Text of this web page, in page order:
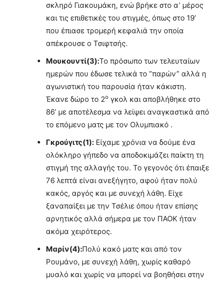
σκληρό Γιακουμάκη, ενώ βρήκε στο α’ μέρος
και τις επιθετικές του στιγμές, όπως στο 19’
που έπιασε τρομερή κεφαλιά την οποία
απέκρουσε ο Τσιφτσής.
Μουκουντί(3):Το πρόσωπο των τελευταίων
ημερών που έδωσε τελικά το ”παρών” αλλά η
αγωνιστική του παρουσία ήταν κάκιστη.
Έκανε δώρο το 2ο γκολ και αποβλήθηκε στο
86’ με αποτέλεσμα να λείψει αναγκαστικά από
το επόμενο ματς με τον Ολυμπιακό .
Γκρούγιτς(1):Είχαμε χρόνια να δούμε ένα
ολόκληρο γήπεδο να αποδοκιμάζει παίκτη τη
στιγμή της αλλαγής του. Το γεγονός ότι έπαιξε
76 λεπτά είναι ανεξήγητο, αφού ήταν πολύ
κακός, αργός και με συνεχή λάθη. Είχε
ξαναπαίξει με την Τσέλιε όπου ήταν επίσης
αρνητικός αλλά σήμερα με τον ΠΑΟΚ ήταν
ακόμα χειρότερος.
Μαρίν(4):Πολύ κακό ματς και από τον
Ρουμάνο, με συνεχή λάθη, χωρίς καθαρό
μυαλό και χωρίς να μπορεί να βοηθήσει στην